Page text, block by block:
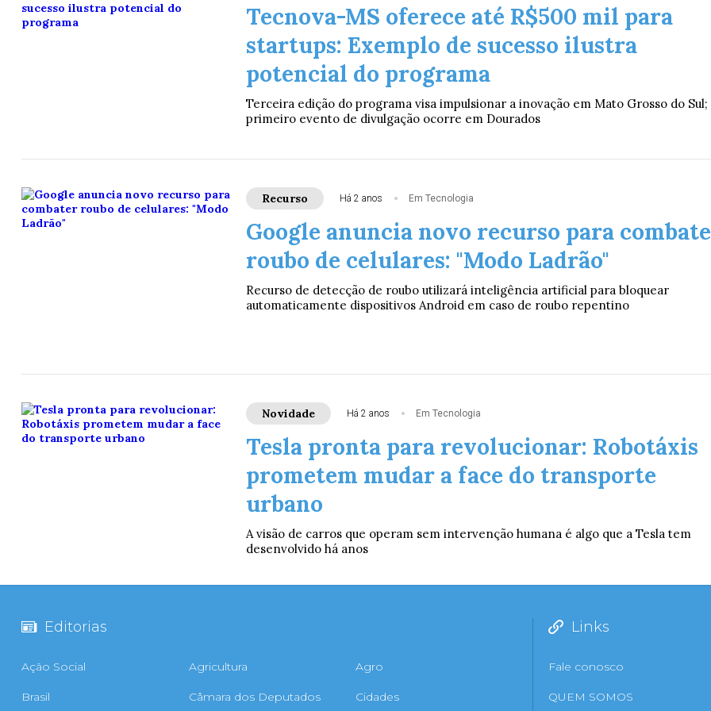
Tecnova-MS oferece até R$500 mil para
startups: Exemplo de sucesso ilustra
potencial do programa
Terceira edição do programa visa impulsionar a inovação em Mato Grosso do Sul;
primeiro evento de divulgação ocorre em Dourados
Recurso Há 2 anos Em Tecnologia
Google anuncia novo recurso para
roubo de celulares: "Modo Ladrão"
Recurso de detecção de roubo utilizará inteligência artificial para bloquear
automaticamente dispositivos Android em caso de roubo repentino
Novidade Há 2 anos Em Tecnologia
Tesla pronta para revolucionar: Robotáxis
prometem mudar a face do transporte
urbano
A visão de carros que operam sem intervenção humana é algo que a Tesla tem
desenvolvido há anos
Editorias
Ação Social Agricultura Agro
Brasil Câmara dos Deputados Cidades
Links
Fale conosco
QUEM SOMOS